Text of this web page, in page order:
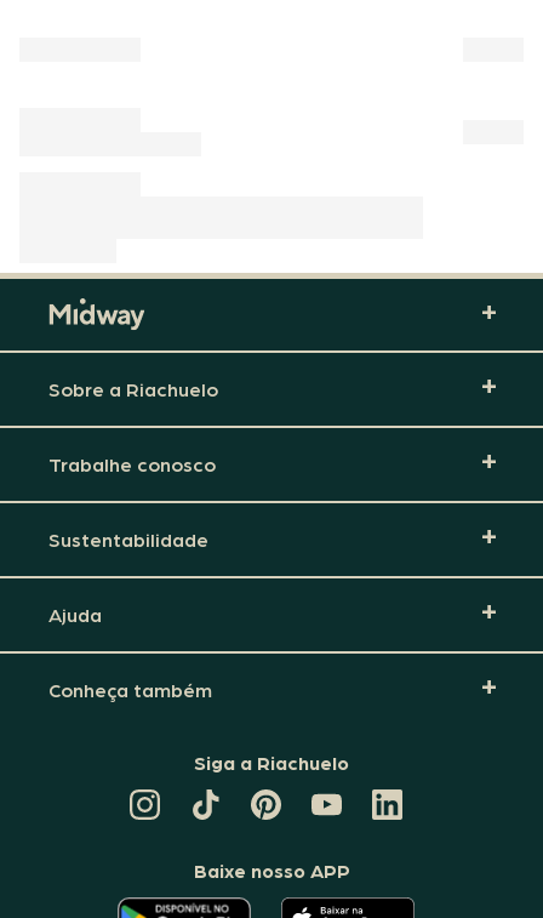
Sobre a Riachuelo
Trabalhe conosco
Sustentabilidade
Ajuda
Conheça também
Siga a Riachuelo
TIKTOK
DA
PINTEREST
DA
CANAL
DA
RIACHUELO
LINKEDIN
DA
Baixe nosso APP
O O